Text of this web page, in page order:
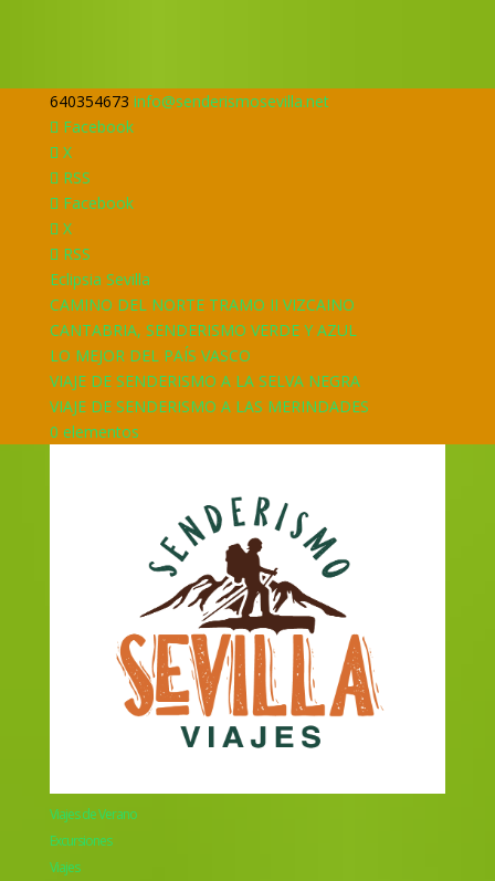
640354673 info@senderismosevilla.net
Facebook
X
RSS
Facebook
X
RSS
Eclipsia Sevilla
CAMINO DEL NORTE TRAMO II VIZCAINO
CANTABRIA, SENDERISMO VERDE Y AZUL
LO MEJOR DEL PAÍS VASCO
VIAJE DE SENDERISMO A LA SELVA NEGRA
VIAJE DE SENDERISMO A LAS MERINDADES
0 elementos
Viajes de Verano
Excursiones
Viajes